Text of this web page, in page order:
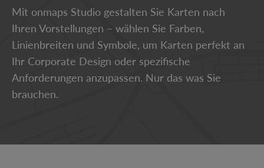
Mit onmaps Studio gestalten Sie Karten nach
Ihren Vorstellungen – wählen Sie Farben,
Linienbreiten und Symbole, um Karten perfekt an
Ihr Corporate Design oder spezifische
Anforderungen anzupassen. Nur das was Sie
brauchen.